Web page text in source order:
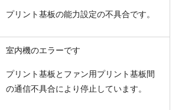
プリント基板の能力設定の不具合です。
室内機のエラーです
プリント基板とファン用プリント基板間
の通信不具合により停止しています。